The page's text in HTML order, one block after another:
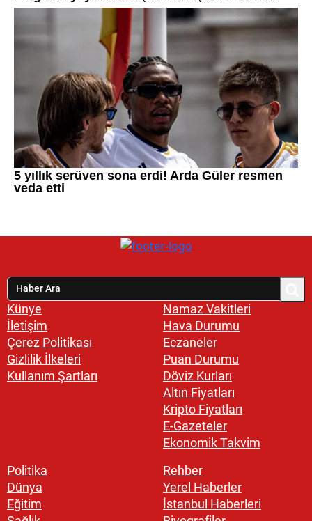
Künye
İletişim
Çerez Politikası
Gizlilik İlkeleri
Kullanım Şartları
Namaz Vakitleri
Hava Durumu
Eczaneler
Puan Durumu
Döviz Kurları
Altın Fiyatları
Kripto Fiyatları
E-Gazeteler
Ekonomik Takvim
Politika
Dünya
Eğitim
Rehber
Yerel Haberler
İstanbul Haberleri